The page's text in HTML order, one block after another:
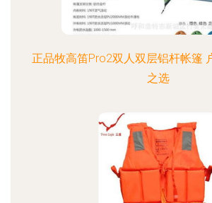
正品牧高笛Pro2双人双层铝杆帐篷
之选